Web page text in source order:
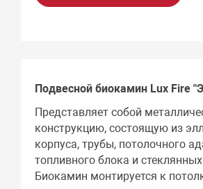
Подвесной биокамин Lux Fire
Представляет собой
конструкцию, состоящую из
корпуса, трубы, потолочного
топливного блока и
Биокамин монтируется к